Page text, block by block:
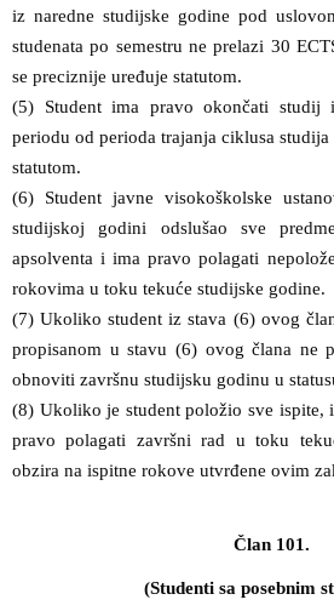
iz naredne studijske godine pod
studenata po semestru ne prelazi 30
se preciznije uređuje statutom.
(5) Student ima pravo okončati studij
periodu od perioda trajanja ciklusa
statutom.
(6) Student javne visokoškolske
studijskoj godini odslušao sve
apsolventa i ima pravo polagati
rokovima u toku tekuće studijske godine.
(7) Ukoliko student iz stava (6) ovog
propisanom u stavu (6) ovog člana ne
obnoviti završnu studijsku godinu u
(8) Ukoliko je student položio sve ispite,
pravo polagati završni rad u toku
obzira na ispitne rokove utvrđene ovim
Član 101.
(Studenti sa posebnim